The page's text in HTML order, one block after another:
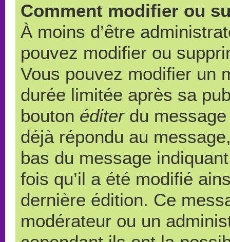
Comment modifier ou
À moins d’être
pouvez modifier ou
Vous pouvez modifier un
durée limitée après sa
bouton éditerdu message
déjà répondu au
bas du message
fois qu’il a été modifié
dernière édition. Ce
modérateur ou un